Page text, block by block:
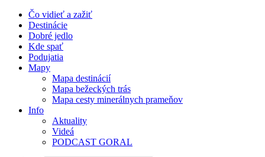
Čo vidieť a zažiť
Destinácie
Dobré jedlo
Kde spať
Podujatia
Mapy
Mapa destinácií
Mapa bežeckých trás
Mapa cesty minerálnych prameňov
Info
Aktuality
Videá
PODCAST GORAL